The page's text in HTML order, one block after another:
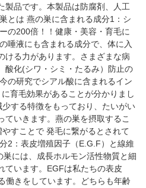
製品です。本製品は防腐剤、人工
とは 燕の巣に含まれる成分1：シ
の200倍！！健康・美容・育毛に
唾液にも含まれる成分で、体に入
ける力があります。さまざまな病
酸化(シワ・シミ・たるみ）防止の
の研究でシアル酸に含まれるイン
育毛効果があることが分かりまし
する特徴をもっており、たいがい
ていきます。燕の巣を摂取するこ
すことで 発毛に繋がるとされて
2：表皮増殖因子（E.G.F）と線維
には、成長ホルモン活性物質と細
ています。EGFは私たちの表皮
働きをしています。どちらも年齢